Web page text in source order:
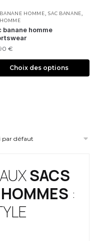
BANANE HOMME,SAC BANANE,
HOMME
banane homme
€
Choix des options
SACS
: